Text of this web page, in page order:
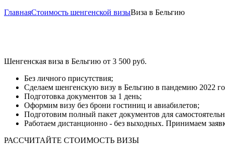
ГлавнаяСтоимость шенгенской визыВиза в Бельгию
Шенгенская виза в Бельгию от 3 500 руб.
Без личного присутствия;
Сделаем шенгенскую визу в Бельгию в пандемию 2022
Подготовка документов за 1 день;
Оформим визу без брони гостиниц и авиабилетов;
Подготовим полный пакет документов для
Работаем дистанционно - без выходных. Принимаем
РАССЧИТАЙТЕ СТОИМОСТЬ ВИЗЫ